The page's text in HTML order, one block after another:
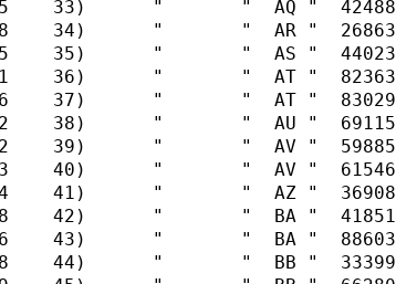
33)      "       "  AQ "  42488
34)      "       "  AR "  26863
35)      "       "  AS "  44023
36)      "       "  AT "  82363
37)      "       "  AT "  83029
38)      "       "  AU "  69115
39)      "       "  AV "  59885
40)      "       "  AV "  61546
41)      "       "  AZ "  36908
42)      "       "  BA "  41851
43)      "       "  BA "  88603
44)      "       "  BB "  33399